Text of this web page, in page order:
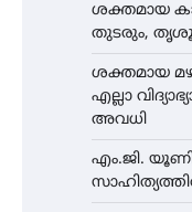
ശക്തമായ
തുടരും,
ശക്തമായ
എല്ലാ
അവധി
എം.ജി.